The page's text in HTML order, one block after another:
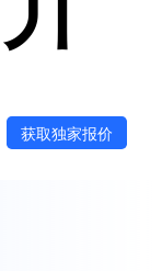
获取独家报价